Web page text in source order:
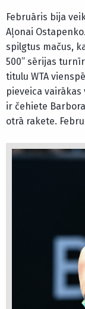
Februāris bija
Aļonai
spilgtus mačus,
500” sērijas
titulu WTA
pieveica
ir čehiete
otrā rakete.